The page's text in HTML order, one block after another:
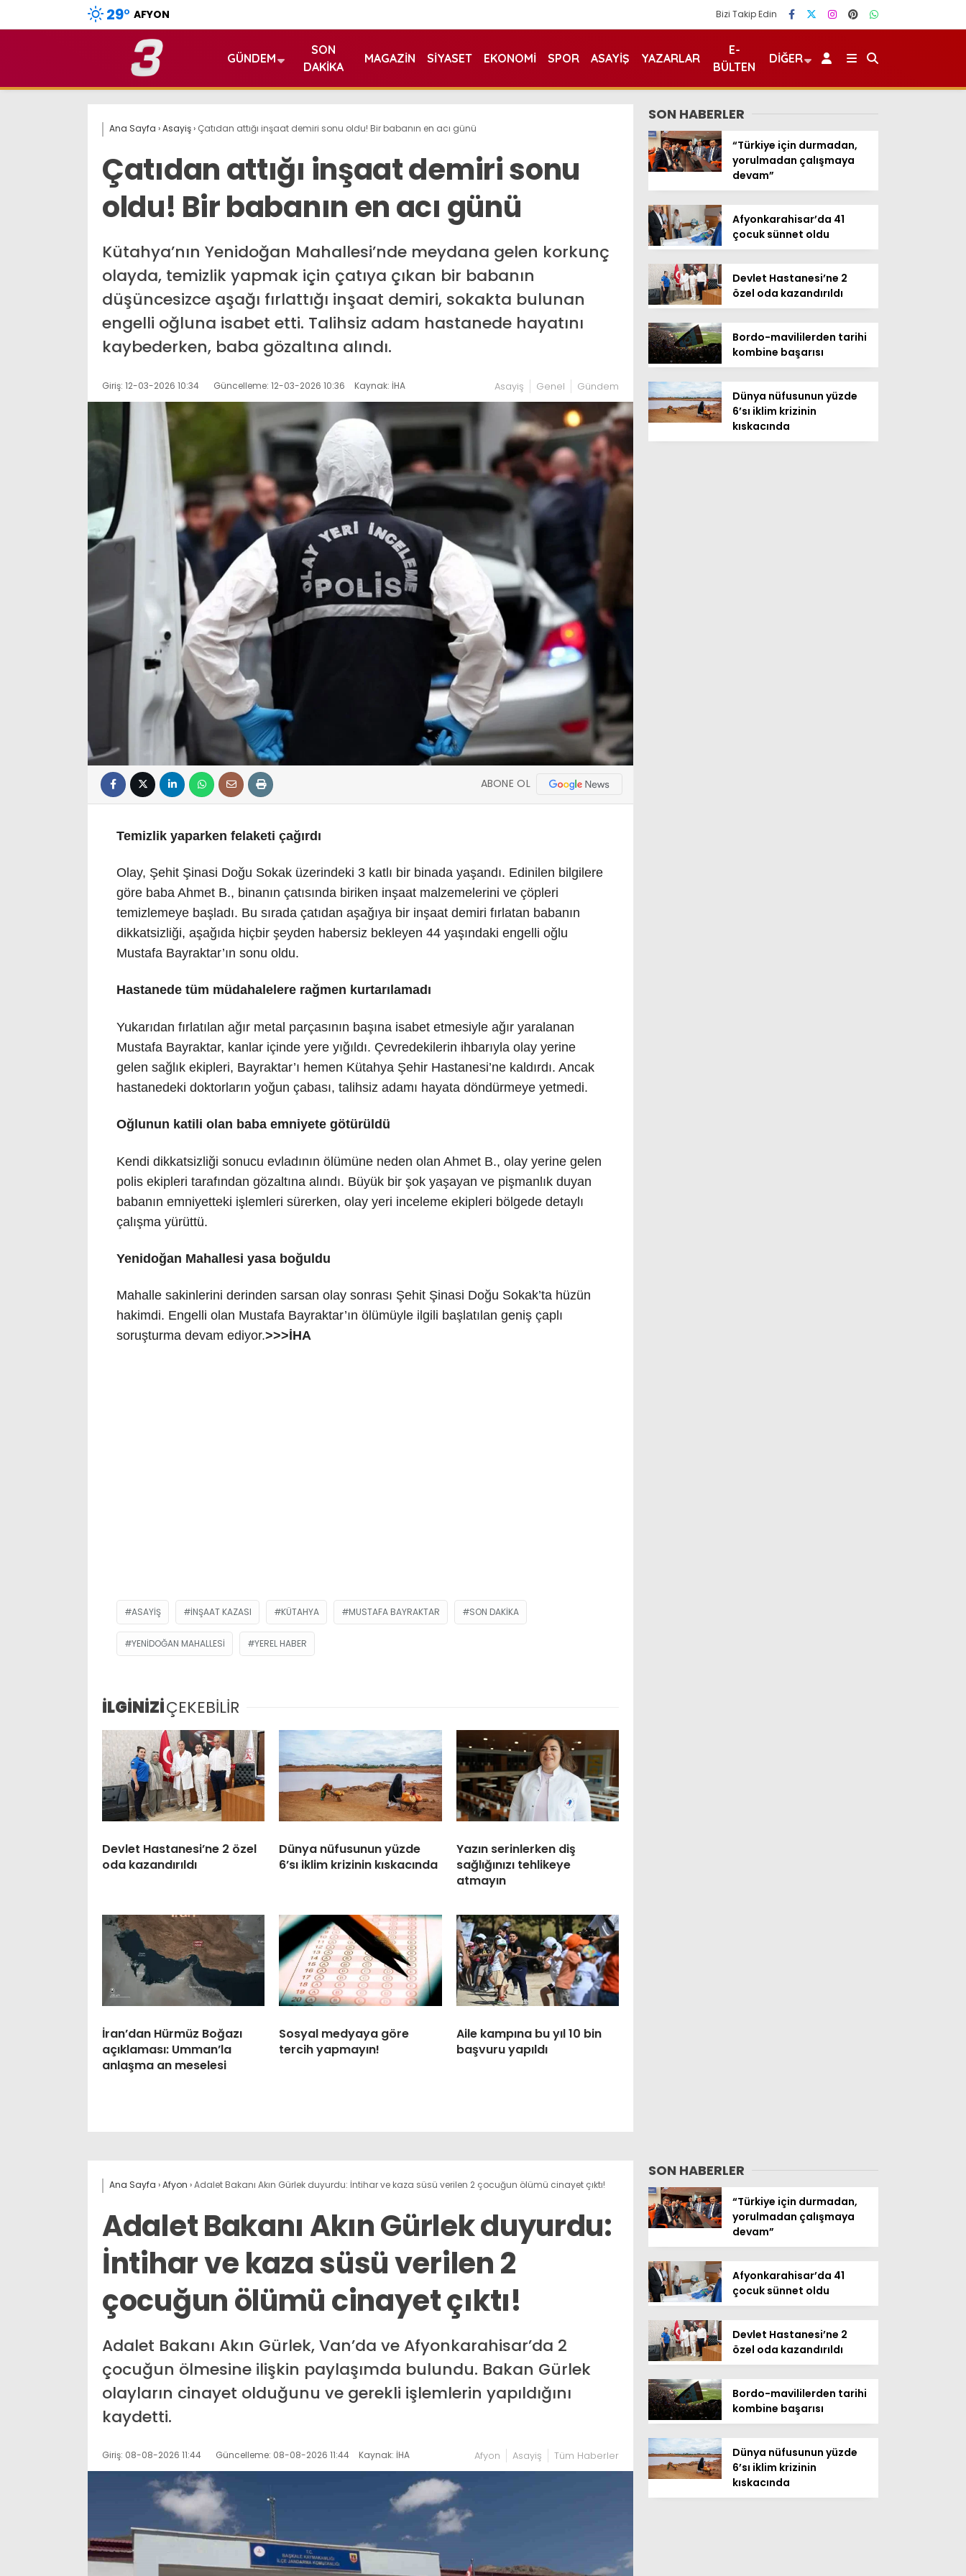
29° AFYON Bizi Takip Edin
GÜNDEM
SON
DAKIKA
MAGAZIN SIYASET EKONOMI SPOR ASAYIŞ YAZARLAR
E-
BÜLTEN
DIĞER
Ana Sayfa ›Asayiş› Çatıdan attığı inşaat demiri sonu oldu! Bir babanın en acı günü
Çatıdan attığı inşaat demiri sonu
oldu! Bir babanın en acı günü
Kütahya’nın Yenidoğan Mahallesi’nde meydana gelen korkunç
olayda, temizlik yapmak için çatıya çıkan bir babanın
düşüncesizce aşağı fırlattığı inşaat demiri, sokakta bulunan
engelli oğluna isabet etti. Talihsiz adam hastanede hayatını
kaybederken, baba gözaltına alındı.
Giriş: 12-03-2026 10:34 Güncelleme: 12-03-2026 10:36 Kaynak: İHA Asayiş Genel Gündem
ABONE OL
Temizlik yaparken felaketi çağırdı
Olay, Şehit Şinasi Doğu Sokak üzerindeki 3 katlı bir binada yaşandı. Edinilen bilgilere
göre baba Ahmet B., binanın çatısında biriken inşaat malzemelerini ve çöpleri
temizlemeye başladı. Bu sırada çatıdan aşağıya bir inşaat demiri fırlatan babanın
dikkatsizliği, aşağıda hiçbir şeyden habersiz bekleyen 44 yaşındaki engelli oğlu
Mustafa Bayraktar’ın sonu oldu.
Hastanede tüm müdahalelere rağmen kurtarılamadı
Yukarıdan fırlatılan ağır metal parçasının başına isabet etmesiyle ağır yaralanan
Mustafa Bayraktar, kanlar içinde yere yığıldı. Çevredekilerin ihbarıyla olay yerine
gelen sağlık ekipleri, Bayraktar’ı hemen Kütahya Şehir Hastanesi’ne kaldırdı. Ancak
hastanedeki doktorların yoğun çabası, talihsiz adamı hayata döndürmeye yetmedi.
Oğlunun katili olan baba emniyete götürüldü
Kendi dikkatsizliği sonucu evladının ölümüne neden olan Ahmet B., olay yerine gelen
polis ekipleri tarafından gözaltına alındı. Büyük bir şok yaşayan ve pişmanlık duyan
babanın emniyetteki işlemleri sürerken, olay yeri inceleme ekipleri bölgede detaylı
çalışma yürüttü.
Yenidoğan Mahallesi yasa boğuldu
Mahalle sakinlerini derinden sarsan olay sonrası Şehit Şinasi Doğu Sokak’ta hüzün
hakimdi. Engelli olan Mustafa Bayraktar’ın ölümüyle ilgili başlatılan geniş çaplı
soruşturma devam ediyor.>>>İHA
ASAYIŞ İNŞAAT KAZASI KÜTAHYA MUSTAFA BAYRAKTAR SON DAKIKA
YENIDOĞAN MAHALLESI YEREL HABER
İLGİNİZİÇEKEBİLİR
Devlet Hastanesi’ne 2 özel
oda kazandırıldı
Dünya nüfusunun yüzde
6’sı iklim krizinin kıskacında
Yazın serinlerken diş
sağlığınızı tehlikeye
atmayın
İran’dan Hürmüz Boğazı
açıklaması: Umman’la
anlaşma an meselesi
Sosyal medyaya göre
tercih yapmayın!
Aile kampına bu yıl 10 bin
başvuru yapıldı
SON HABERLER
“Türkiye için durmadan,
yorulmadan çalışmaya
devam”
Afyonkarahisar’da 41
çocuk sünnet oldu
Devlet Hastanesi’ne 2
özel oda kazandırıldı
Bordo-mavililerden tarihi
kombine başarısı
Dünya nüfusunun yüzde
6’sı iklim krizinin
kıskacında
Ana Sayfa ›Afyon ›Adalet Bakanı Akın Gürlek duyurdu: İntihar ve kaza süsü verilen 2 çocuğun ölümü cinayet çıktı!
Adalet Bakanı Akın Gürlek duyurdu:
İntihar ve kaza süsü verilen 2
çocuğun ölümü cinayet çıktı!
Adalet Bakanı Akın Gürlek, Van’da ve Afyonkarahisar’da 2
çocuğun ölmesine ilişkin paylaşımda bulundu. Bakan Gürlek
olayların cinayet olduğunu ve gerekli işlemlerin yapıldığını
kaydetti.
Giriş: 08-08-2026 11:44 Güncelleme: 08-08-2026 11:44 Kaynak: İHA Afyon Asayiş Tüm Haberler
SON HABERLER
“Türkiye için durmadan,
yorulmadan çalışmaya
devam”
Afyonkarahisar’da 41
çocuk sünnet oldu
Devlet Hastanesi’ne 2
özel oda kazandırıldı
Bordo-mavililerden tarihi
kombine başarısı
Dünya nüfusunun yüzde
6’sı iklim krizinin
kıskacında